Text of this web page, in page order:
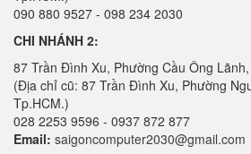
090 880 9527 - 098 234 2030
CHI NHÁNH 2:
87 Trần Đình Xu, Phường Cầu Ông
(Địa chỉ cũ: 87 Trần Đình Xu, Phường
Tp.HCM.)
028 2253 9596 - 0937 872 877
Email: saigoncomputer2030@gmail.com